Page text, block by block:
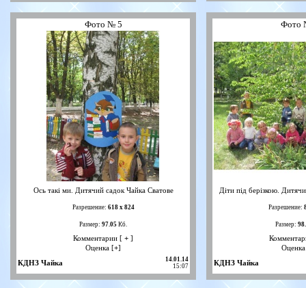
Фото № 5
Ось такі ми. Дитячий садок Чайка Сватове
Разрешение: 618 х 824
Размер: 97.05 Кб.
Комментарии [ + ]
Оценка [+]
КДНЗ Чайка
14.01.14
15:07
Фото
Діти під берізкою.
Разрешение:
Размер:
КДНЗ Чайка